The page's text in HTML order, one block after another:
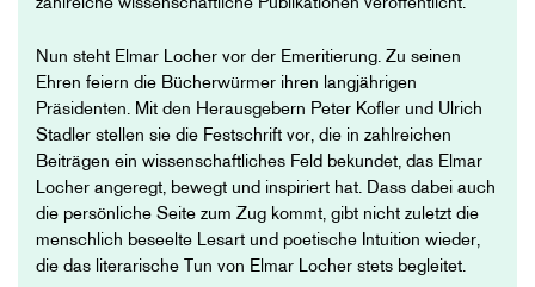
zahlreiche wissenschaftliche Publikationen veröffentlicht.
Nun steht Elmar Locher vor der Emeritierung. Zu seinen
Ehren feiern die Bücherwürmer ihren langjährigen
Präsidenten. Mit den Herausgebern Peter Kofler und Ulrich
Stadler stellen sie die Festschrift vor, die in zahlreichen
Beiträgen ein wissenschaftliches Feld bekundet, das Elmar
Locher angeregt, bewegt und inspiriert hat. Dass dabei auch
die persönliche Seite zum Zug kommt, gibt nicht zuletzt die
menschlich beseelte Lesart und poetische Intuition wieder,
die das literarische Tun von Elmar Locher stets begleitet.